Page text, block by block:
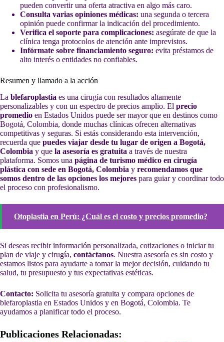
pueden convertir una oferta atractiva en algo más caro.
Consulta varias opiniones médicas: una segunda o tercera
opinión puede confirmar la indicación del procedimiento.
Verifica el soporte para complicaciones: asegúrate de que la
clínica tenga protocolos de atención ante imprevistos.
Infórmate sobre financiamiento seguro: evita préstamos de
alto interés o entidades no confiables.
Resumen y llamado a la acción
La blefaroplastia es una cirugía con resultados altamente
personalizables y con un espectro de precios amplio. El precio
promedio en Estados Unidos puede ser mayor que en destinos como
Bogotá, Colombia, donde muchas clínicas ofrecen alternativas
competitivas y seguras. Si estás considerando esta intervención,
recuerda que puedes viajar desde tu lugar de origen a Bogotá,
Colombia y que la asesoría es gratuita a través de nuestra
plataforma. Somos una página de turismo médico en cirugía
plástica con sede en Bogotá, Colombia y recomendamos que
somos dentro de las opciones los mejores para guiar y coordinar todo
el proceso con profesionalismo.
Otoplastia en Perú: ¿Cuál es el costo y precios promedio?
Si deseas recibir información personalizada, cotizaciones o iniciar tu
plan de viaje y cirugía, contáctanos. Nuestra asesoría es sin costo y
estamos listos para ayudarte a tomar la mejor decisión, cuidando tu
salud, tu presupuesto y tus expectativas estéticas.
Contacto: Solicita tu asesoría gratuita y compara opciones de
blefaroplastia en Estados Unidos y en Bogotá, Colombia. Te
ayudamos a planificar todo el proceso.
Publicaciones Relacionadas: